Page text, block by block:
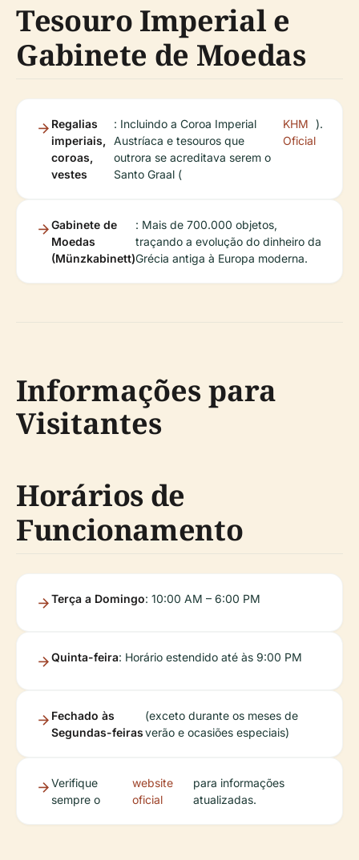
Tesouro Imperial e
Gabinete de Moedas
Regalias
imperiais,
coroas,
vestes
: Incluindo a Coroa Imperial
Austríaca e tesouros que
outrora se acreditava serem o
Santo Graal (
KHM
Oficial
).
Gabinete de
Moedas
(Münzkabinett)
: Mais de 700.000 objetos,
traçando a evolução do dinheiro da
Grécia antiga à Europa moderna.
Informações para
Visitantes
Horários de
Funcionamento
Terça a Domingo: 10:00 AM – 6:00 PM
Quinta-feira: Horário estendido até às 9:00 PM
Fechado às
Segundas-feiras
(exceto durante os meses de
verão e ocasiões especiais)
Verifique
sempre o
website
oficial
para informações
atualizadas.